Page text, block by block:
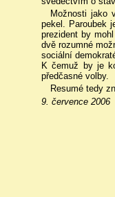
Možnosti jako
pekel. Paroubek
prezident by
dvě rozumné
sociální
K čemuž by je
předčasné volby.
Resumé tedy
9. července 2006